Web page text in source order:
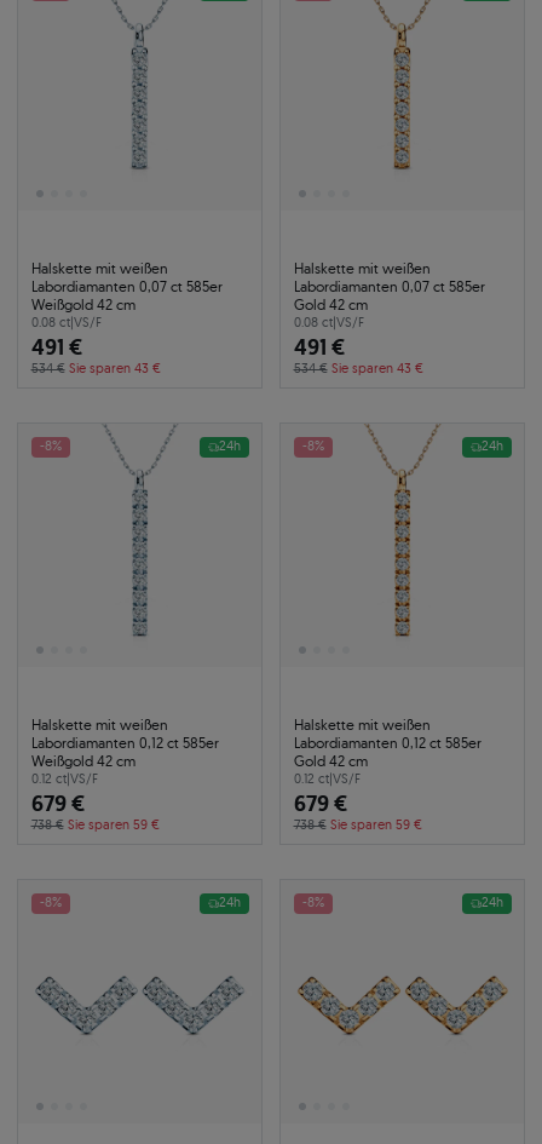
Halskette mit weißen
Labordiamanten 0,07 ct 585er
Weißgold 42 cm
0.08 ct|VS/F
491 €
534 € Sie sparen 43 €
Halskette mit weißen
Labordiamanten 0,07 ct 585er
Gold 42 cm
0.08 ct|VS/F
491 €
534 € Sie sparen 43 €
-8% 24h
Halskette mit weißen
Labordiamanten 0,12 ct 585er
Weißgold 42 cm
0.12 ct|VS/F
679 €
738 € Sie sparen 59 €
-8% 24h
Halskette mit weißen
Labordiamanten 0,12 ct 585er
Gold 42 cm
0.12 ct|VS/F
679 €
738 € Sie sparen 59 €
-8% 24h -8% 24h